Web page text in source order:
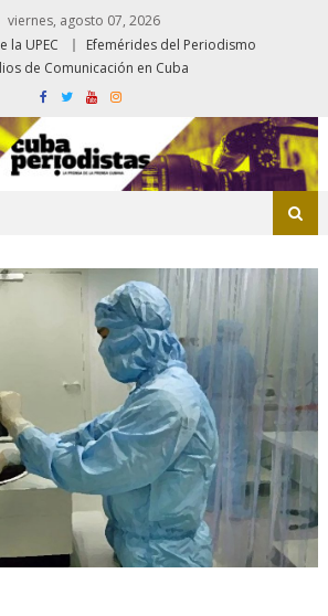
viernes, agosto 07, 2026
la UPEC
Efemérides del Periodismo
de Comunicación en Cuba